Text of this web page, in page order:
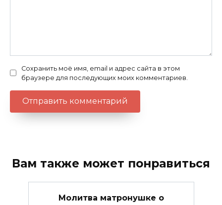
Сохранить моё имя, email и адрес сайта в этом
браузере для последующих моих комментариев.
Вам также может понравиться
Молитва матронушке о